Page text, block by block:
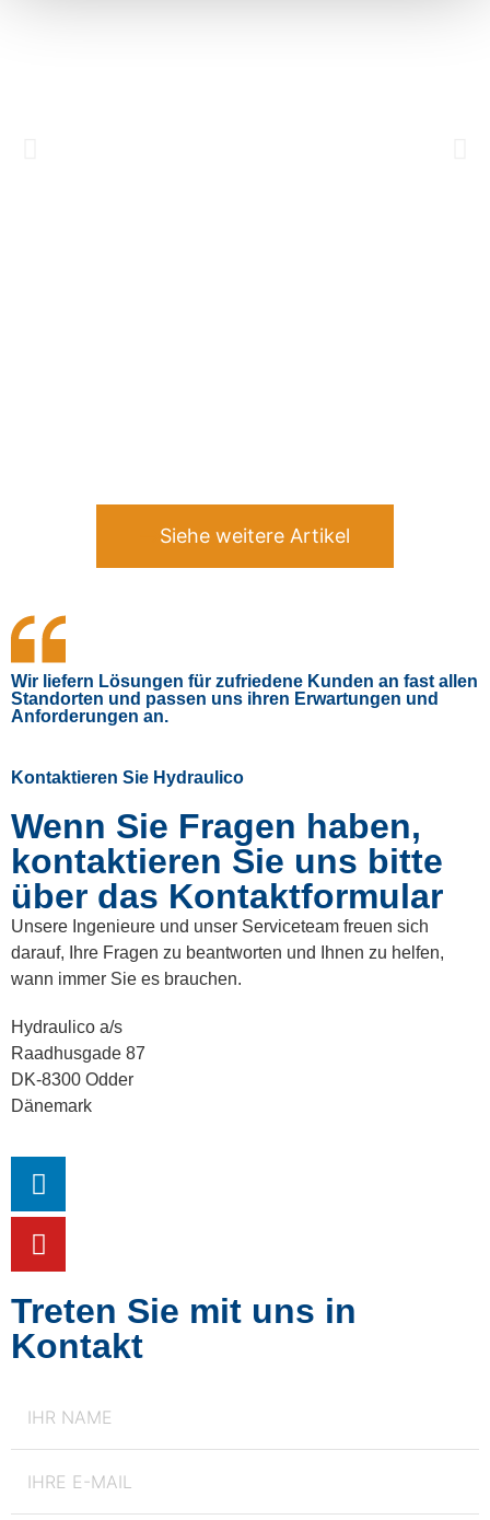
Siehe weitere Artikel
Wir liefern Lösungen für zufriedene Kunden an fast allen
Standorten und passen uns ihren Erwartungen und
Anforderungen an.
Kontaktieren Sie Hydraulico
Wenn Sie Fragen haben,
kontaktieren Sie uns bitte
über das Kontaktformular
Unsere Ingenieure und unser Serviceteam freuen sich
darauf, Ihre Fragen zu beantworten und Ihnen zu helfen,
wann immer Sie es brauchen.
Hydraulico a/s
Raadhusgade 87
DK-8300 Odder
Dänemark
Treten Sie mit uns in
Kontakt